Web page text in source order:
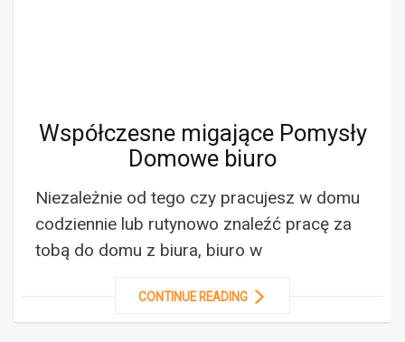
Współczesne migające Pomysły
Domowe biuro
Niezależnie od tego czy pracujesz w domu
codziennie lub rutynowo znaleźć pracę za
tobą do domu z biura, biuro w
CONTINUE READING